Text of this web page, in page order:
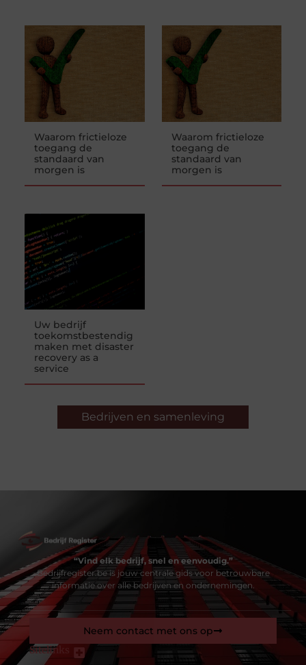
Waarom frictieloze
toegang de
standaard van
morgen is
Waarom frictieloze
toegang de
standaard van
morgen is
Uw bedrijf
toekomstbestendig
maken met disaster
recovery as a
service
Bedrijven en samenleving
“Vind elk bedrijf, snel en eenvoudig.”
Bedrijfregister.be is jouw centrale gids voor betrouwbare
informatie over alle bedrijven en ondernemingen.
Sitelinks
Neem contact met ons op